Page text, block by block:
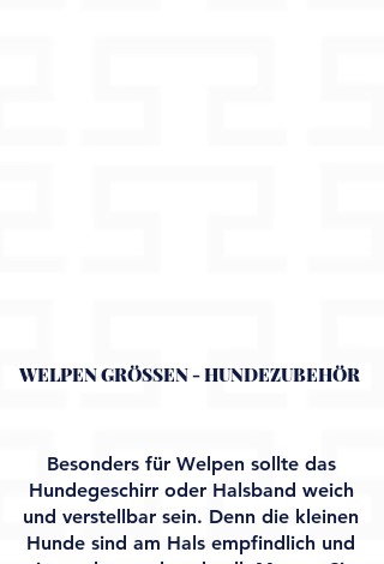
WELPEN GRÖSSEN - HUNDEZUBEHÖR
Besonders für Welpen sollte das
Hundegeschirr oder Halsband weich
und verstellbar sein. Denn die kleinen
Hunde sind am Hals empfindlich und